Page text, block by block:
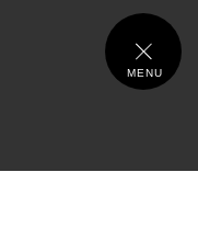
MENU